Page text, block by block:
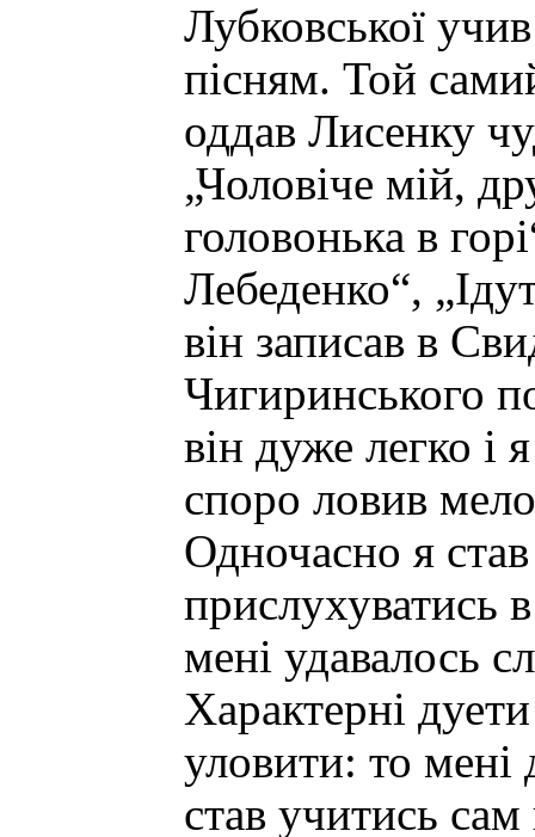
Лубковської
пісням. Той
оддав Лисенку
„Чоловіче мій,
головонька в
Лебеденко“,
він записав в
Чигиринського
він дуже легко і
споро ловив
Одночасно я
прислухуватись в
мені удавалось
Характерні
уловити: то мені
став учитись